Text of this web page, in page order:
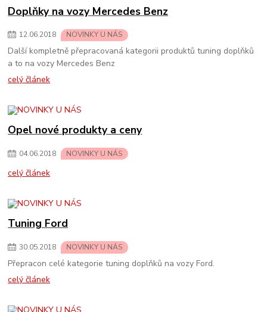
Doplňky na vozy Mercedes Benz
12.06.2018 NOVINKY U NÁS
Další kompletně přepracovaná kategorii produktů tuning doplňků
a to na vozy Mercedes Benz
celý článek
Opel nové produkty a ceny
04.06.2018 NOVINKY U NÁS
celý článek
Tuning Ford
30.05.2018 NOVINKY U NÁS
Přepracon celé kategorie tuning doplňků na vozy Ford.
celý článek